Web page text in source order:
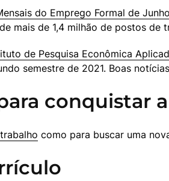
do Emprego Formal de
mais de 1,4 milhão de postos de
de Pesquisa Econômica
semestre de 2021. Boas
conquistar
como para buscar uma